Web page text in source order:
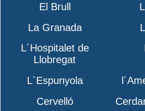
El Brull
La Granada
L´Hospitalet de
Llobregat
L´Espunyola
Cervelló